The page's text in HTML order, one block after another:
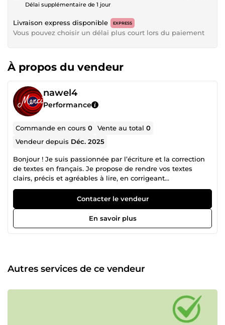
Délai supplémentaire de 1 jour
Livraison express disponible EXPRESS
Vous pouvez choisir un délai plus court lors du paiement
À propos du vendeur
nawel4
Performance
Commande en cours0 Vente au total0
Vendeur depuis Déc. 2025
Bonjour ! Je suis passionnée par l’écriture et la correction
de textes en français. Je propose de rendre vos textes
clairs, précis et agréables à lire, en corrigeant
l’orthographe, la grammaire et la formulation. Que ce soit
pour des articles, devoirs, messages ou posts, je travaille
rapidement et avec soin pour répondre à vos besoins. Mon
objectif : vous offrir un texte prêt à être utilisé, sans stress
ni souci. Disponible pour commencer immédiatement.
Contacter le vendeur
En savoir plus
Autres services de ce vendeur